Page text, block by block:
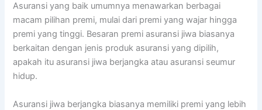
Asuransi yang baik umumnya menawarkan berbagai
macam pilihan premi, mulai dari premi yang wajar hingga
premi yang tinggi. Besaran premi asuransi jiwa biasanya
berkaitan dengan jenis produk asuransi yang dipilih,
apakah itu asuransi jiwa berjangka atau asuransi seumur
hidup.
Asuransi jiwa berjangka biasanya memiliki premi yang lebih